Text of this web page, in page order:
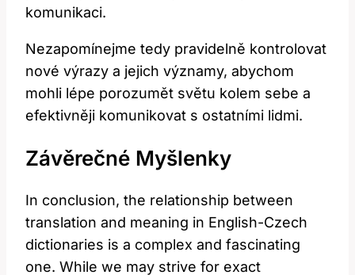
komunikaci.
Nezapomínejme tedy pravidelně kontrolovat
nové výrazy​ a jejich významy, abychom
mohli lépe porozumět ​světu kolem sebe a
efektivněji komunikovat s ostatními lidmi.
Závěrečné Myšlenky
In conclusion, the relationship between
translation ‍and meaning​ in English-Czech
dictionaries is a complex ⁢and fascinating
one. While ⁣we may strive for exact